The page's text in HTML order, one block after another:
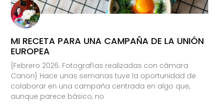
MI RECETA PARA UNA CAMPAÑA DE LA UNIÓN
EUROPEA
{Febrero 2026. Fotografías realizadas con cámara
Canon} Hace unas semanas tuve la oportunidad de
colaborar en una campaña centrada en algo que,
aunque parece básico, no